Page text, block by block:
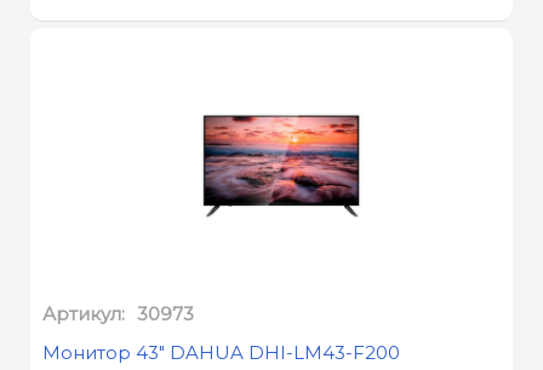
Артикул: 30973
Монитор 43" DAHUA DHI-LM43-F200